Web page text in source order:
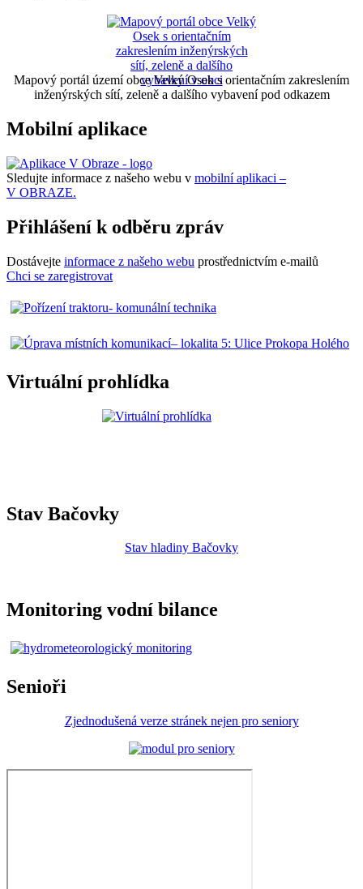
Mapový portál území obce Velký Osek s orientačním zakreslením
inženýrských sítí, zeleně a dalšího vybavení pod odkazem
Mobilní aplikace
Sledujte informace z našeho webu v mobilní aplikaci –
V OBRAZE.
Přihlášení k odběru zpráv
Dostávejte informace z našeho webu prostřednictvím e-mailů
Chci se zaregistrovat
Virtuální prohlídka
Stav Bačovky
Stav hladiny Bačovky
Monitoring vodní bilance
Senioři
Zjednodušená verze stránek nejen pro seniory